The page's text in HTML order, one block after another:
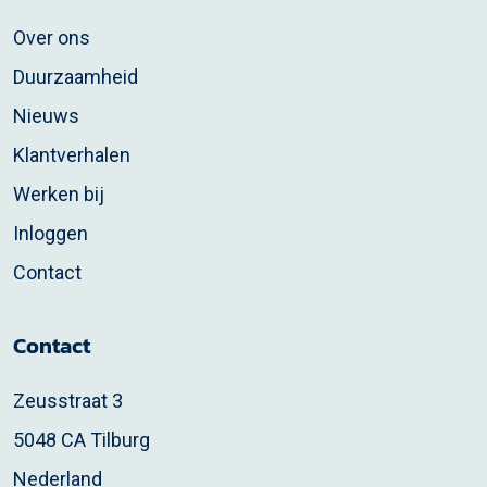
Over ons
Duurzaamheid
Nieuws
Klantverhalen
Werken bij
Inloggen
Contact
Contact
Zeusstraat 3
5048 CA Tilburg
Nederland